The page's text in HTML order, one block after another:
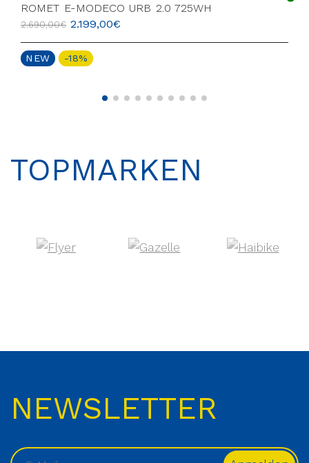
ROMET E-MODECO URB 2.0 725WH
2.690,00€ 2.199,00€
NEW -18%
TOPMARKEN
NEWSLETTER